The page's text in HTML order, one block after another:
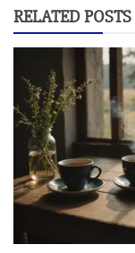
RELATED POSTS